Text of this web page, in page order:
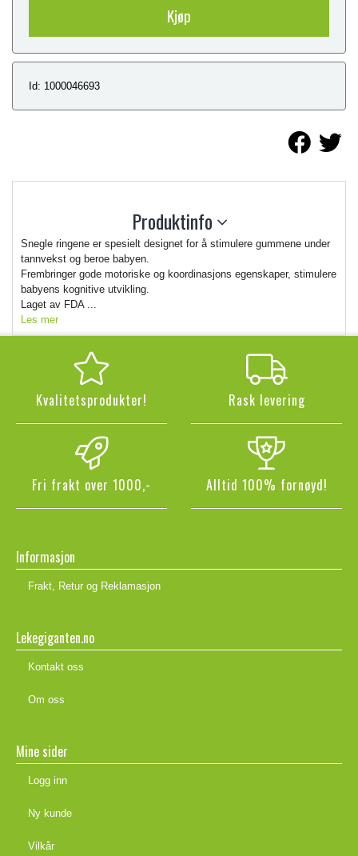
Kjøp
Id: 1000046693
Produktinfo
Snegle ringene er spesielt designet for å stimulere gummene under
tannvekst og beroe babyen.
Frembringer gode motoriske og koordinasjons egenskaper, stimulere
babyens kognitive utvikling.
Laget av FDA ...
Les mer
Kvalitetsprodukter! Rask levering
Fri frakt over 1000,- Alltid 100% fornøyd!
Informasjon
Frakt, Retur og Reklamasjon
Lekegiganten.no
Kontakt oss
Om oss
Mine sider
Logg inn
Ny kunde
Vilkår